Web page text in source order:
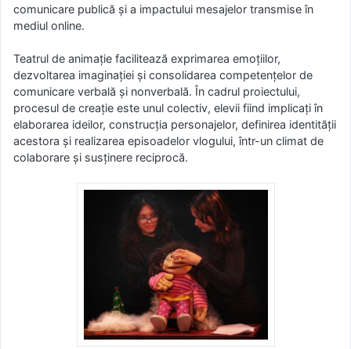
comunicare publică și a impactului mesajelor transmise în
mediul online.
Teatrul de animație facilitează exprimarea emoțiilor,
dezvoltarea imaginației și consolidarea competențelor de
comunicare verbală și nonverbală. În cadrul proiectului,
procesul de creație este unul colectiv, elevii fiind implicați în
elaborarea ideilor, construcția personajelor, definirea identității
acestora și realizarea episoadelor vlogului, într-un climat de
colaborare și susținere reciprocă.